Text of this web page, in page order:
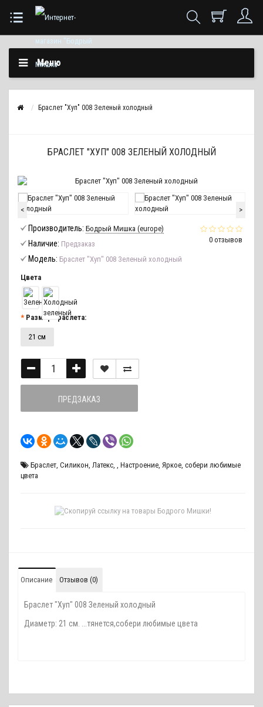
Меню
Браслет "Хуп" 008 Зеленый холодный
БРАСЛЕТ "ХУП" 008 ЗЕЛЕНЫЙ ХОЛОДНЫЙ
< >
0 отзывов
Производитель: Бодрый Мишка (europe)
Наличие: Предзаказ
Модель: Браслет "Хуп" 008 Зеленый холодный
Цвета
Размер браслета:
21 см
ПРЕДЗАКАЗ
Браслет, Силикон, Латекс, , Настроение, Яркое, собери любимые
цвета
Описание Отзывов (0)
Браслет "Хуп" 008 Зеленый холодный
Диаметр: 21 см. ...тянется,собери любимые цвета